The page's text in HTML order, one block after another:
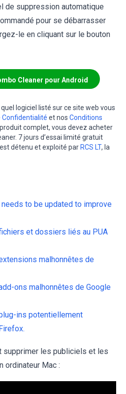
de suppression automatique
pour se débarrasser
le en cliquant sur le bouton
Cleaner pour Android
logiciel listé sur ce site web vous
Confidentialité et nos Conditions
produit complet, vous devez acheter
7 jours d’essai limité gratuit
détenu et exploité par RCS LT, la
to be updated to improve
et dossiers liés au PUA
malhonnêtes de
ons malhonnêtes de Google
ins potentiellement
supprimer les publiciels et les
ordinateur Mac :